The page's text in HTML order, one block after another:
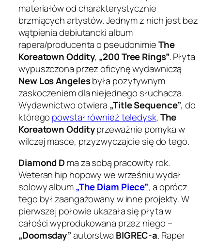
materiałów od charakterystycznie
brzmiących artystów. Jednym z nich jest bez
wątpienia debiutancki album
rapera/producenta o pseudonimieThe
Koreatown Oddity, „200 Tree Rings”. Płyta
wypuszczona przez oficynę wydawniczą
New Los Angelesbyła pozytywnym
zaskoczeniem dla niejednego słuchacza.
Wydawnictwo otwiera „Title Sequence”, do
którego powstał również teledysk.The
Koreatown Oddityprzeważnie pomyka w
wilczej masce, przyzwyczajcie się do tego.
Diamond D ma za sobą pracowity rok.
Weteran hip hopowy we wrześniu wydał
solowy album„The Diam Piece”, a oprócz
tego był zaangażowany w inne projekty. W
pierwszej połowie ukazała się płyta w
całości wyprodukowana przez niego –
„Doomsday”autorstwa BIGREC-a. Raper